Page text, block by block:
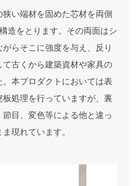
い端材を固めた芯材を両側
造をとります。その両面はシ
らそこに強度を与え、反り
古くから建築資材や家具の
本プロダクトにおいては表
処理を行っていますが、裏
目、変色等による他と違っ
現れています。